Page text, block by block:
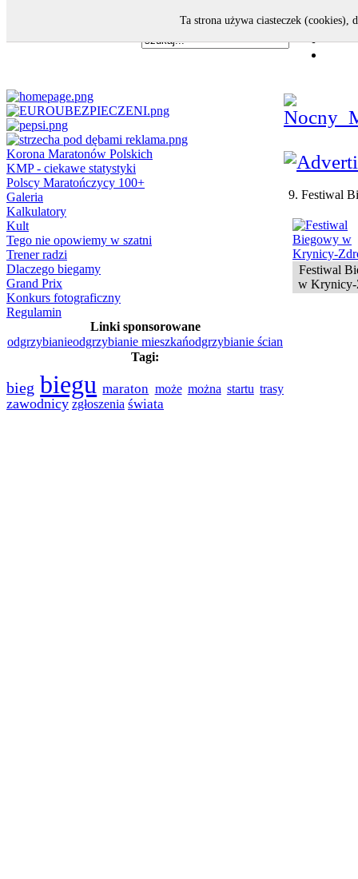
Korona Maratonów Polskich
KMP - ciekawe statystyki
Polscy Maratończycy 100+
Galeria
Kalkulatory
Kult
Tego nie opowiemy w szatni
Trener radzi
Dlaczego biegamy
Grand Prix
Konkurs fotograficzny
Regulamin
Linki sponsorowane
odgrzybianieodgrzybianie mieszkańodgrzybianie ścian
Tagi:
bieg biegu maraton może można startu trasy
zawodnicy zgłoszenia świata
9. Festiwal
Festiwal
w
Ta strona używa ciasteczek (cookies),